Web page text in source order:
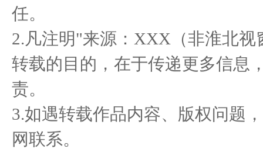
共筑未来人居.;启航千亿生
任。
2.凡注明"来源：XXX（非淮北
转载的目的，在于传递更多信息
责。
3.如遇转载作品内容、版权问题
网联系。